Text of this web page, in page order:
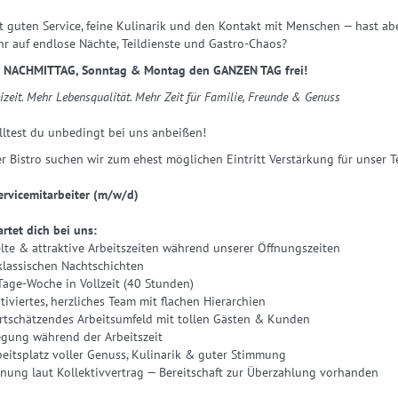
aber auch der Innovationsgeist von Walter Grüll, lassen regelmäßig
Zum Teil entwickeln wir unsere Erlebnismittel auch mit
in Zusammenarbeit mit der Hofmetzgerei Fuchs fleischlose
knackig. Nur statt dem Fleisch besteht die Wurst aus Lachs. Zu 100%.
Kaviar-Pralinen. Grüll-Kaviar kombiniert mit Schokolade
alle „Innovationen" bei uns in Grödig zu erwerben.
guten Service, feine Kulinarik und den Kontakt mit Menschen — hast
auf endlose Nächte, Teildienste und Gastro-Chaos?
NACHMITTAG, Sonntag & Montag den GANZEN TAG frei!
Mehr Lebensqualität. Mehr Zeit für Familie, Freunde & Genuss
du unbedingt bei uns anbeißen!
Bistro suchen wir zum ehest möglichen Eintritt Verstärkung für unser
(m/w/d)
dich bei uns:
& attraktive Arbeitszeiten während unserer Öffnungszeiten
Nachtschichten
Woche in Vollzeit (40 Stunden)
herzliches Team mit flachen Hierarchien
Arbeitsumfeld mit tollen Gästen & Kunden
während der Arbeitszeit
voller Genuss, Kulinarik & guter Stimmung
laut Kollektivvertrag — Bereitschaft zur Überzahlung vorhanden